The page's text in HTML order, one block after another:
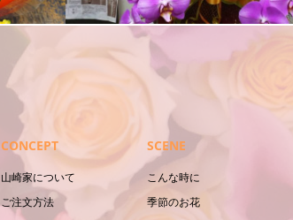
CONCEPT
山崎家について
ご注文方法
SCENE
こんな時に
季節のお花